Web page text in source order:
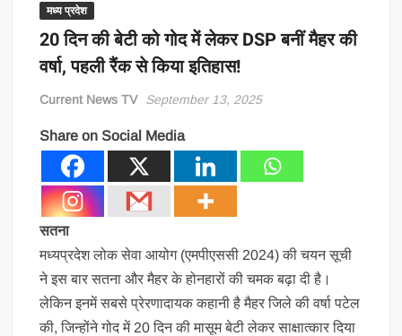
मध्य प्रदेश
20 दिन की बेटी को गोद में लेकर DSP बनीं मैहर की
वर्षा, पहली रैंक से किया इतिहास!
Current News TV September 13, 2025
Share on Social Media
सतना
मध्यप्रदेश लोक सेवा आयोग (एमपीएससी 2024) की चयन सूची
ने इस बार सतना और मैहर के होनहारों की चमक बढ़ा दी है।
लेकिन इनमें सबसे प्रेरणादायक कहानी है मैहर जिले की वर्षा पटेल
की, जिन्होंने गोद में 20 दिन की मासूम बेटी लेकर साक्षात्कार दिया